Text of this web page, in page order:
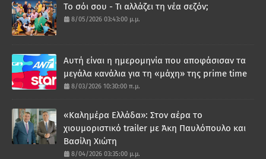
Το σόι σου - Τι αλλάζει τη νέα σεζόν;
8/05/2026 03:43:00 μ.μ.
Αυτή είναι η ημερομηνία που αποφάσισαν τα
μεγάλα κανάλια για τη «μάχη» της prime time
8/03/2026 10:30:00 π.μ.
«Καλημέρα Ελλάδα»: Στον αέρα το
χιουμοριστικό trailer με Άκη Παυλόπουλο και
Βασίλη Χιώτη
8/04/2026 03:35:00 μ.μ.